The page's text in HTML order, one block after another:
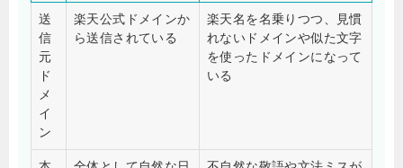
送
信
元
ド
メ
イ
ン
楽天公式ドメインか
ら送信されている
楽天名を名乗りつつ、見慣
れないドメインや似た文字
を使ったドメインになって
いる